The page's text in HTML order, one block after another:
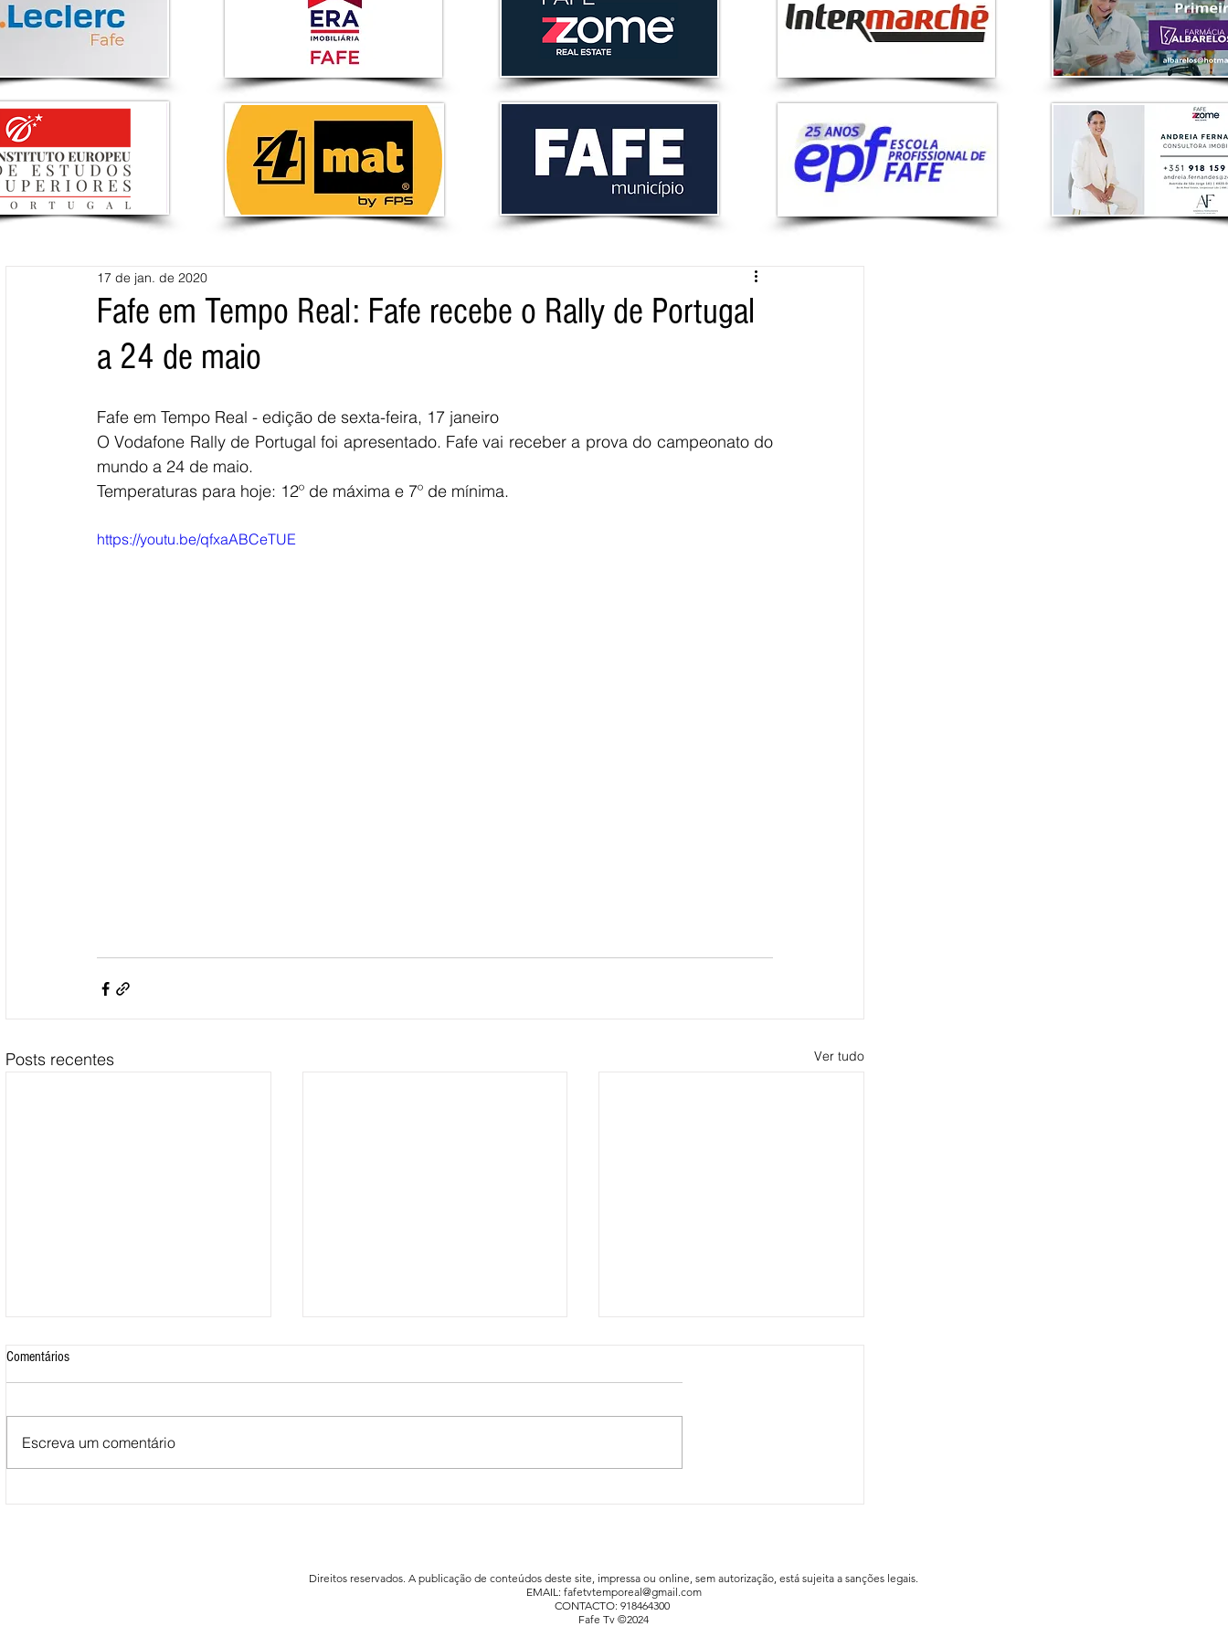
Fafe em Tempo Real: Fafe recebe o Rally de Portugal
a 24 de maio
17 de jan. de 2020
Fafe em Tempo Real - edição de sexta-feira, 17 janeiro
O Vodafone Rally de Portugal foi apresentado. Fafe vai receber a prova do campeonato do
mundo a 24 de maio.
Temperaturas para hoje: 12º de máxima e 7º de mínima.
https://youtu.be/qfxaABCeTUE
Posts recentes Ver tudo
Comentários
Escreva um comentário
Direitos reservados. A publicação de conteúdos deste site, impressa ou online, sem autorização, está sujeita a sanções legais.
EMAIL: fafetvtemporeal@gmail.com
CONTACTO: 918464300
Fafe Tv ©2024